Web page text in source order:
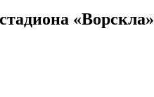
«Ворскла»